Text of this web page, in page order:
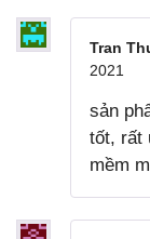
Tran
2021
sản
tốt, rất
mềm